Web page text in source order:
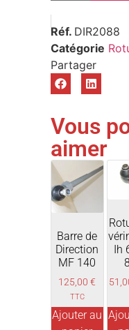
Réf. DIR2088
Catégorie
Vous
aimer
Barre de
Direction
MF 140
125,00€
TTC
Ajouter au
Ih